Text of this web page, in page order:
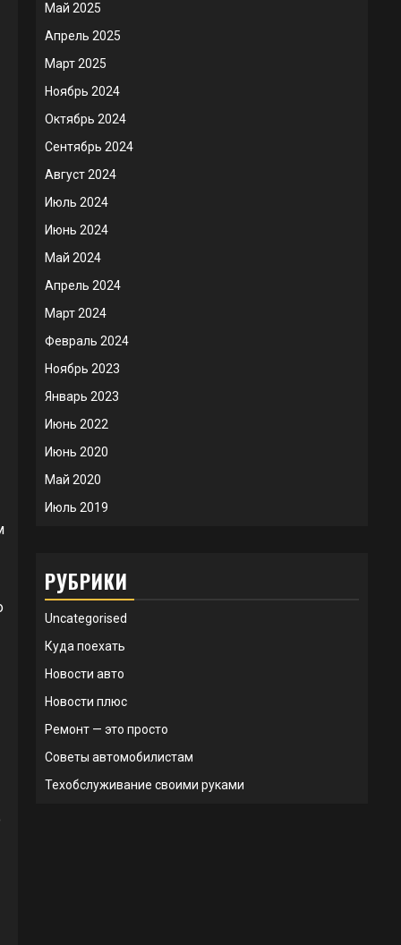
Май 2025
Апрель 2025
Март 2025
Ноябрь 2024
Октябрь 2024
Сентябрь 2024
Август 2024
Июль 2024
Июнь 2024
Май 2024
Апрель 2024
Март 2024
Февраль 2024
Ноябрь 2023
Январь 2023
Июнь 2022
Июнь 2020
Май 2020
Июль 2019
РУБРИКИ
Uncategorised
Куда поехать
Новости авто
Новости плюс
Ремонт — это просто
Советы автомобилистам
Техобслуживание своими руками